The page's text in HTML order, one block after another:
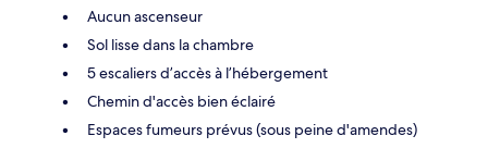
Aucun ascenseur
Sol lisse dans la chambre
5 escaliers d’accès à l’hébergement
Chemin d'accès bien éclairé
Espaces fumeurs prévus (sous peine d'amendes)